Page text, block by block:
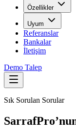
Özellikler
Uyum
Referanslar
Bankalar
İletişim
Demo Talep
Sık Sorulan Sorular